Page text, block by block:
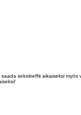
seksitreffit aikaiseksi